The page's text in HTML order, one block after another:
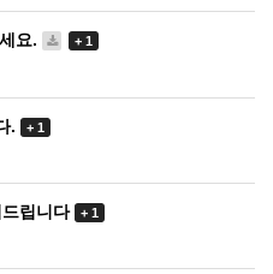
요. + 1
. + 1
립니다 + 1